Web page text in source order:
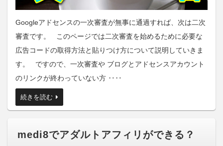
Googleアドセンスの一次審査が無事に通過すれば、次は二次
審査です。 このページでは二次審査を始めるために必要な
広告コードの取得方法と貼りつけ方について説明していきま
す。 ですので、一次審査や ブログとアドセンスアカウント
のリンクが終わっていない方 ‥‥
続きを読む
medi8でアダルトアフィリができる？